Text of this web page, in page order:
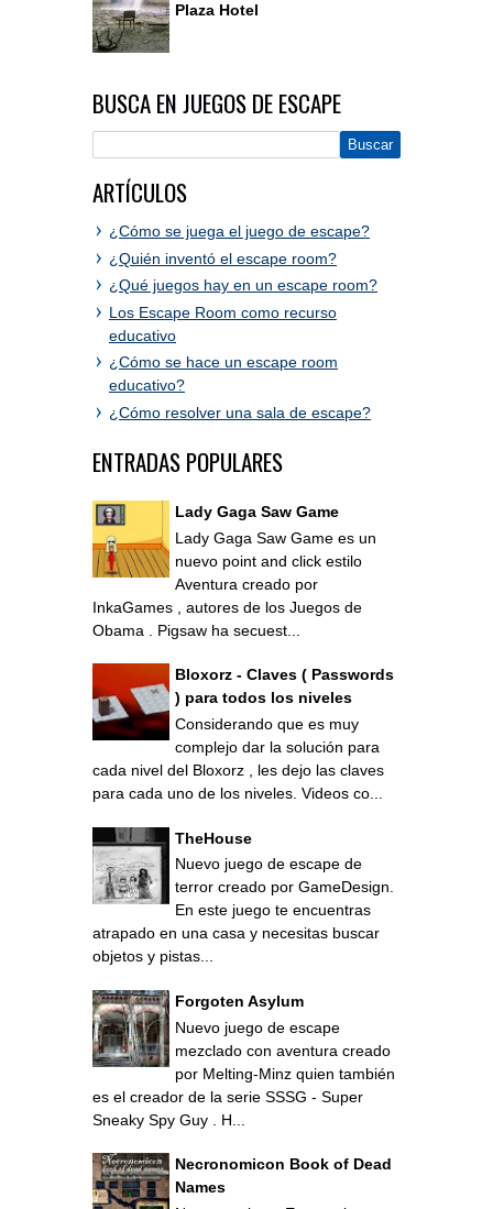
Plaza Hotel
BUSCA EN JUEGOS DE ESCAPE
ARTÍCULOS
¿Cómo se juega el juego de escape?
¿Quién inventó el escape room?
¿Qué juegos hay en un escape room?
Los Escape Room como recurso
educativo
¿Cómo se hace un escape room
educativo?
¿Cómo resolver una sala de escape?
ENTRADAS POPULARES
Lady Gaga Saw Game
Lady Gaga Saw Game es un
nuevo point and click estilo
Aventura creado por
InkaGames , autores de los Juegos de
Obama . Pigsaw ha secuest...
Bloxorz - Claves ( Passwords
) para todos los niveles
Considerando que es muy
complejo dar la solución para
cada nivel del Bloxorz , les dejo las claves
para cada uno de los niveles. Videos co...
TheHouse
Nuevo juego de escape de
terror creado por GameDesign.
En este juego te encuentras
atrapado en una casa y necesitas buscar
objetos y pistas...
Forgoten Asylum
Nuevo juego de escape
mezclado con aventura creado
por Melting-Minz quien también
es el creador de la serie SSSG - Super
Sneaky Spy Guy . H...
Necronomicon Book of Dead
Names